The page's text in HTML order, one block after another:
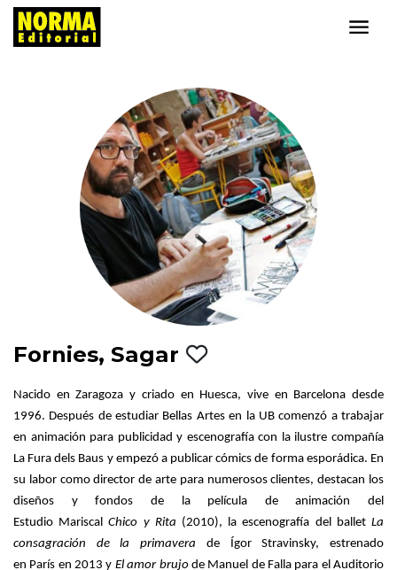
Fornies, Sagar
Nacido en Zaragoza y criado en Huesca, vive en Barcelona desde
1996. Después de estudiar Bellas Artes en la UB comenzó a trabajar
en animación para publicidad y escenografía con la ilustre compañía
La Fura dels Baus y empezó a publicar cómics de forma esporádica. En
su labor como director de arte para numerosos clientes, destacan los
diseños y fondos de la película de animación del
Estudio MariscalChico y Rita (2010), la escenografía del balletLa
consagración de la primavera de Ígor Stravinsky, estrenado
en París en 2013 y El amor brujode Manuel de Falla para el Auditorio